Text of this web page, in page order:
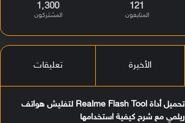
121
المتابعون
1٬300
المشتركون
الأخيرة تعليقات
تحميل أداة Realme Flash Tool لتفليش هواتف
ريلمي مع شرح كيفية استخدامها